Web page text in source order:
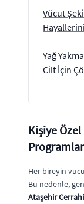
Vücut
Yağ
Cilt İçin
Kişiye
Her bireyin
Bu nedenle,
Ataşehir